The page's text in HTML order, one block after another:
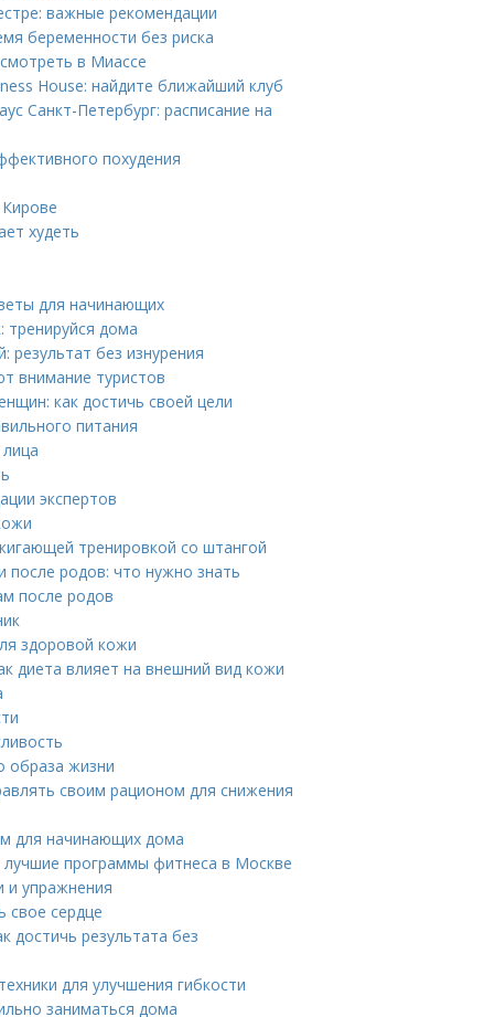
важные рекомендации
беременности без риска
в Миассе
House: найдите ближайший клуб
Санкт-Петербург: расписание на
похудения
худеть
для начинающих
дома
без изнурения
внимание туристов
как достичь своей цели
питания
экспертов
тренировкой со штангой
после родов: что нужно знать
после родов
здоровой кожи
диета влияет на внешний вид кожи
образа жизни
своим рационом для снижения
для начинающих дома
программы фитнеса в Москве
и упражнения
свое сердце
достичь результата без
для улучшения гибкости
заниматься дома